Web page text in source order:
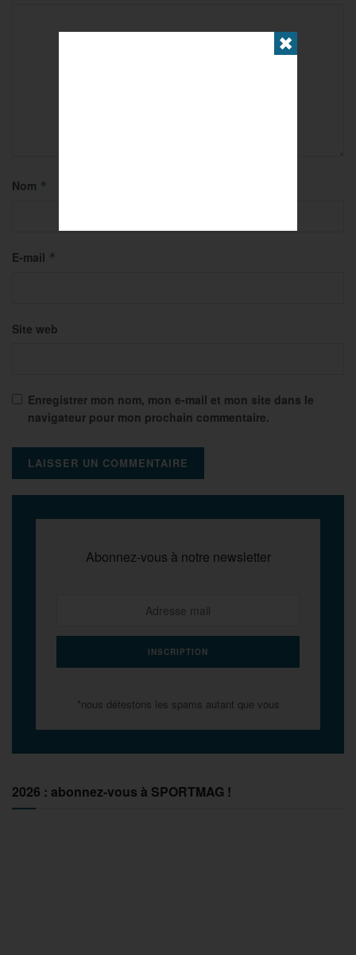
Nom *
E-mail *
Site web
Enregistrer mon nom, mon e-mail et mon site dans le
navigateur pour mon prochain commentaire.
Abonnez-vous à notre newsletter
*nous détestons les spams autant que vous
2026 : abonnez-vous à SPORTMAG !
✖